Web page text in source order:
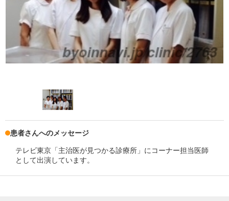
患者さんへのメッセージ
テレビ東京「主治医が見つかる診療所」にコーナー担当医師
として出演しています。